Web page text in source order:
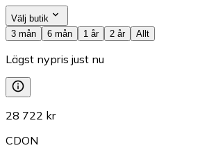
Välj butik
3 mån
6 mån 1 år 2 år Allt
Lägst nypris just nu
28 722 kr
CDON